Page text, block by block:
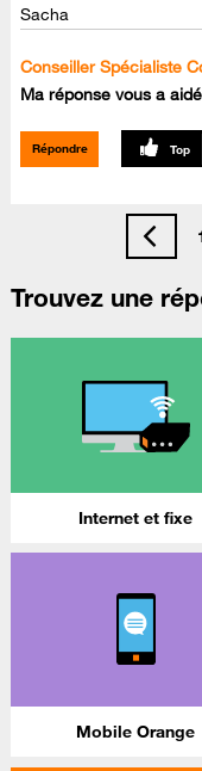
Sacha
Conseiller Spécialiste
Ma réponse vous a
Répondre
Trouvez une
Internet et fixe
Mobile Orange